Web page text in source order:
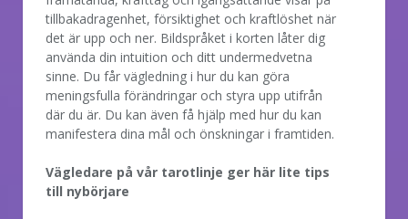
tillbakadragenhet, försiktighet och kraftlöshet när
det är upp och ner. Bildspråket i korten låter dig
använda din intuition och ditt undermedvetna
sinne. Du får vägledning i hur du kan göra
meningsfulla förändringar och styra upp utifrån
där du är. Du kan även få hjälp med hur du kan
manifestera dina mål och önskningar i framtiden.
Vägledare på vår tarotlinje ger här lite tips
till nybörjare